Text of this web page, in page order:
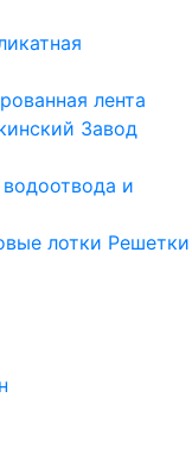
лента
Завод
и
лотки Решетки